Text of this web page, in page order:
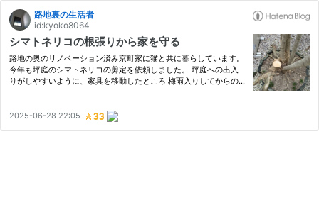
路地裏の生活者
id:kyoko8064
シマトネリコの根張りから家を守る
路地の奥のリノベーション済み京町家に猫と共に暮らしています。
今年も坪庭のシマトネリコの剪定を依頼しました。 坪庭への出入
りがしやすいように、家具を移動したところ 梅雨入りしてからの
製…
2025-06-28 22:05